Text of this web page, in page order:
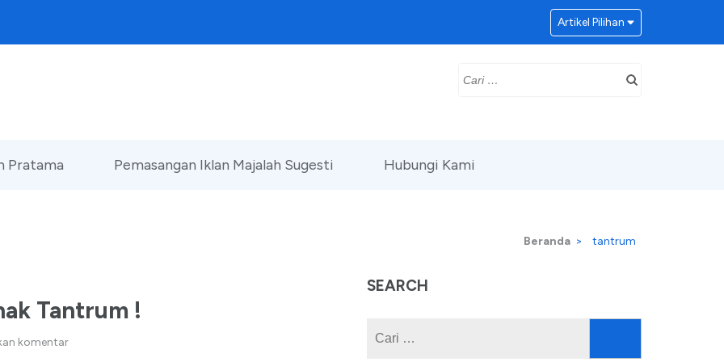
Artikel Pilihan
Cari
Pratama Pemasangan Iklan Majalah Sugesti Hubungi Kami
Beranda > tantrum
Tantrum !
komentar
SEARCH